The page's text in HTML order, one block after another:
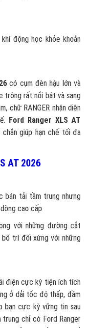
động học khỏe khoắn
có cụm đèn hậu lớn và
trông rất nổi bật và sang
chữ RANGER nhận diện
Ford Ranger XLS AT
giúp hạn chế tối đa
AT 2026
bán tải tầm trung nhưng
cao cấp
với những đường cắt
trí đối xứng với những
điện cực kỳ tiện ích tích
ở dải tốc độ thấp, đầm
bạn cực kỳ vững tin sau
trung chỉ có Ford Ranger